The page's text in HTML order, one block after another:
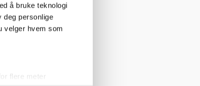
å bruke teknologi
deg personlige
velger hvem som
flere meter